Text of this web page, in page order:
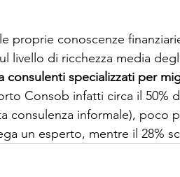
proprie conoscenze
livello di ricchezza media
consulenti specializzati per
Consob infatti circa il 50%
consulenza informale), poco
un esperto, mentre il 28%